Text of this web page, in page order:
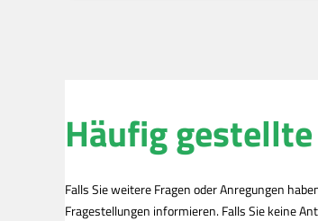
Häufig
Falls Sie weitere Fragen oder Anregungen
Fragestellungen informieren. Falls Sie keine